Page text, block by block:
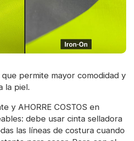
que permite mayor comodidad y
la piel.
y AHORRE COSTOS en
debe usar cinta selladora
las líneas de costura cuando